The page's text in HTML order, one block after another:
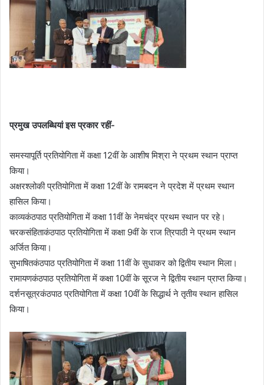
प्रमुख उपलब्धियां इस प्रकार रहीं-
समस्यापूर्ति प्रतियोगिता में कक्षा 12वीं के आशीष मिश्रा ने प्रथम स्थान प्राप्त
किया।
अक्षरश्लोकी प्रतियोगिता में कक्षा 12वीं के रामबदन ने प्रदेश में प्रथम स्थान
हासिल किया।
काव्यकंठपाठ प्रतियोगिता में कक्षा 11वीं के नेमचंद्र प्रथम स्थान पर रहे।
चरकसंहिताकंठपाठ प्रतियोगिता में कक्षा 9वीं के राज त्रिपाठी ने प्रथम स्थान
अर्जित किया।
सुभाषितकंठपाठ प्रतियोगिता में कक्षा 11वीं के सुधाकर को द्वितीय स्थान मिला।
रामायणकंठपाठ प्रतियोगिता में कक्षा 10वीं के सूरज ने द्वितीय स्थान प्राप्त किया।
दर्शनसूत्रकंठपाठ प्रतियोगिता में कक्षा 10वीं के सिद्धार्थ ने तृतीय स्थान हासिल
किया।